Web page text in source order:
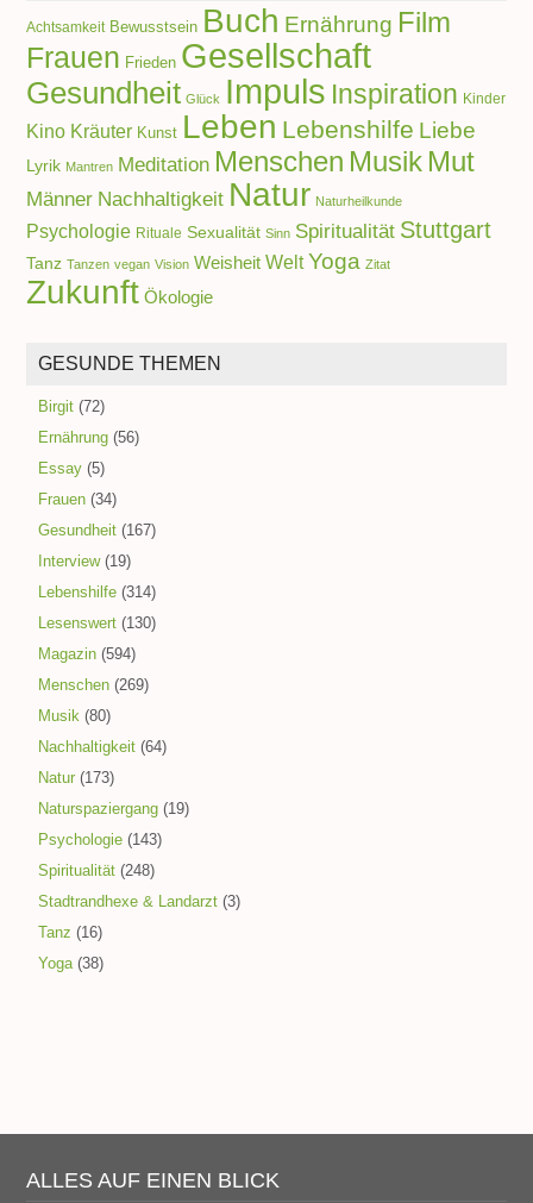
Achtsamkeit Bewusstsein Buch Ernährung Film
Frauen Frieden Gesellschaft
Gesundheit Glück Impuls Inspiration Kinder
Kino Kräuter Kunst Leben Lebenshilfe Liebe
Lyrik Mantren Meditation Menschen Musik Mut
Männer Nachhaltigkeit Natur Naturheilkunde
Psychologie Rituale Sexualität Sinn Spiritualität Stuttgart
Tanz Tanzen vegan Vision Weisheit Welt Yoga Zitat
Zukunft Ökologie
GESUNDE THEMEN
Birgit (72)
Ernährung (56)
Essay (5)
Frauen (34)
Gesundheit (167)
Interview(19)
Lebenshilfe (314)
Lesenswert (130)
Magazin (594)
Menschen (269)
Musik (80)
Nachhaltigkeit (64)
Natur (173)
Naturspaziergang (19)
Psychologie (143)
Spiritualität (248)
Stadtrandhexe & Landarzt (3)
Tanz (16)
Yoga (38)
ALLES AUF EINEN BLICK